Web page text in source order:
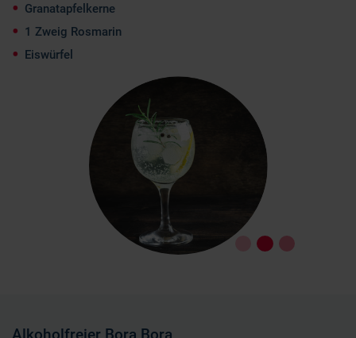
Granatapfelkerne
1 Zweig Rosmarin
Eiswürfel